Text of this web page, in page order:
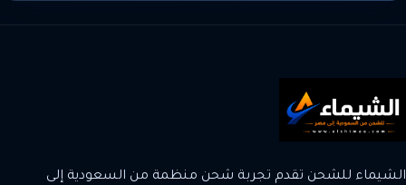
الشيماء للشحن تقدم تجربة شحن منظمة من السعودية إلى